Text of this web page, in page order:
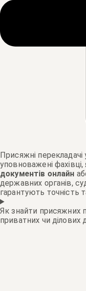
Присяжні перекладачі
уповноважені
документів онлайн
державних органів,
гарантують точність
Як знайти присяжних
приватних чи ділових